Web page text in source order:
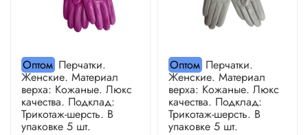
ОптомПерчатки.
Женские. Материал
верха: Кожаные. Люкс
качества. Подклад:
Трикотаж-шерсть. В
упаковке 5 шт.
ОптомПерчатки.
Женские. Материал
верха: Кожаные. Люкс
качества. Подклад:
Трикотаж-шерсть. В
упаковке 5 шт.